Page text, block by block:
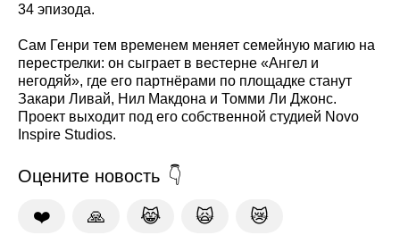
34 эпизода.
Сам Генри тем временем меняет семейную магию на
перестрелки: он сыграет в вестерне «Ангел и
негодяй», где его партнёрами по площадке станут
Закари Ливай, Нил Макдона и Томми Ли Джонс.
Проект выходит под его собственной студией Novo
Inspire Studios.
Оцените новость
❤️ 🙏 😹 🙀 😿